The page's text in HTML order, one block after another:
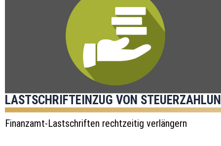
LASTSCHRIFTEINZUG VON
Finanzamt-Lastschriften rechtzeitig verlängern